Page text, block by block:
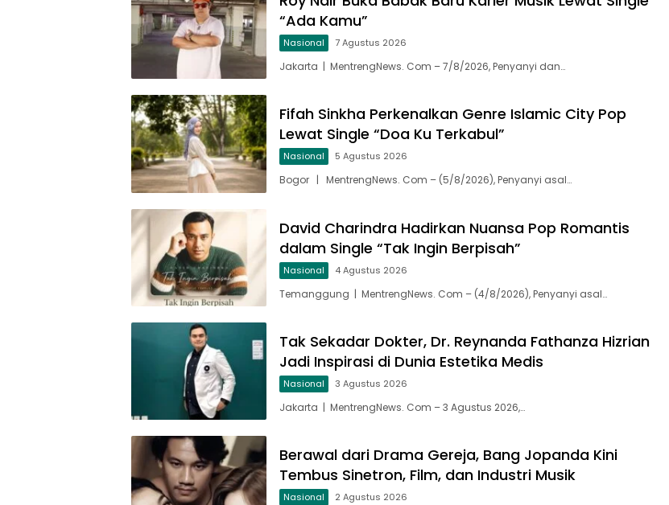
“Ada Kamu”
Nasional 7 Agustus 2026
Jakarta | MentrengNews. Com – 7/8/2026, Penyanyi dan…
Fifah Sinkha Perkenalkan Genre Islamic City Pop
Lewat Single “Doa Ku Terkabul”
Nasional 5 Agustus 2026
Bogor | MentrengNews. Com – (5/8/2026), Penyanyi asal…
David Charindra Hadirkan Nuansa Pop Romantis
dalam Single “Tak Ingin Berpisah”
Nasional 4 Agustus 2026
Temanggung | MentrengNews. Com – (4/8/2026), Penyanyi asal…
Tak Sekadar Dokter, Dr. Reynanda Fathanza Hizrian
Jadi Inspirasi di Dunia Estetika Medis
Nasional 3 Agustus 2026
Jakarta | MentrengNews. Com – 3 Agustus 2026,…
Berawal dari Drama Gereja, Bang Jopanda Kini
Tembus Sinetron, Film, dan Industri Musik
Nasional 2 Agustus 2026